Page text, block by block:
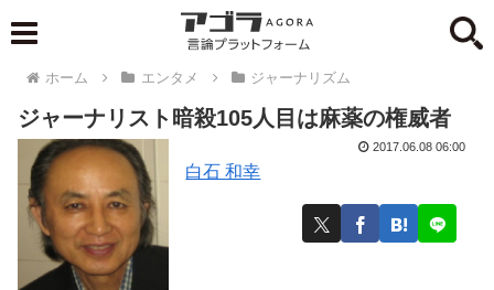
ホーム エンタメ ジャーナリズム
ジャーナリスト暗殺105人目は麻薬の権威者
白石 和幸
2017.06.08 06:00